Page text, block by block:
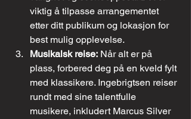
viktig å tilpasse arrangementet
etter ditt publikum og lokasjon for
best mulig opplevelse.
Musikalsk reise: Når alt er på
plass, forbered deg på en kveld fylt
med klassikere. Ingebrigtsen reiser
rundt med sine talentfulle
musikere, inkludert Marcus Silver